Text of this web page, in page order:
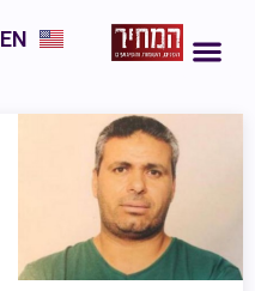
EN